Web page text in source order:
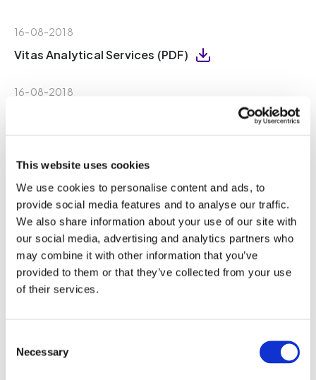
This website uses cookies
We use cookies to personalise content and ads, to
provide social media features and to analyse our traffic.
We also share information about your use of our site with
our social media, advertising and analytics partners who
may combine it with other information that you’ve
provided to them or that they’ve collected from your use
of their services.
Selection
Necessary
16-08-2018
Vitas Analytical Services (PDF)
16-08-2018
Vitas – Declaration of Independence (PDF)
Vitas - Declaration of sample destruction
(PDF)
02-06-2020
Certificate Medical Device Conformity (PDF)
13-06-2022
31-12-2012